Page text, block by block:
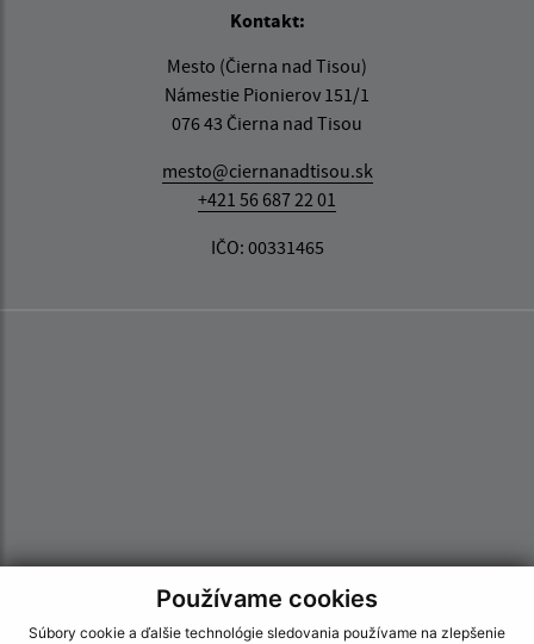
Používame cookies
Súbory cookie a ďalšie technológie sledovania používame na zlepšenie
Kontakt:
Mesto (Čierna nad Tisou)
Námestie Pionierov 151/1
076 43 Čierna nad Tisou
mesto@ciernanadtisou.sk
+421 56 687 22 01
IČO: 00331465